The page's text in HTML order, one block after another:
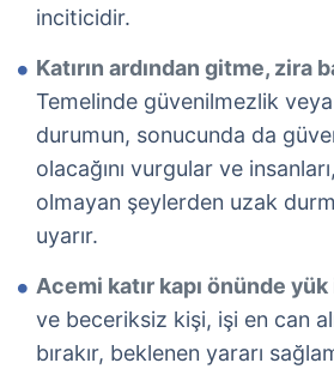
inciticidir.
Katırın ardından gitme, zira
Temelinde güvenilmezlik
durumun, sonucunda da
olacağını vurgular ve
olmayan şeylerden uzak
uyarır.
Acemi katır kapı önünde
ve beceriksiz kişi, işi en can
bırakır, beklenen yararı